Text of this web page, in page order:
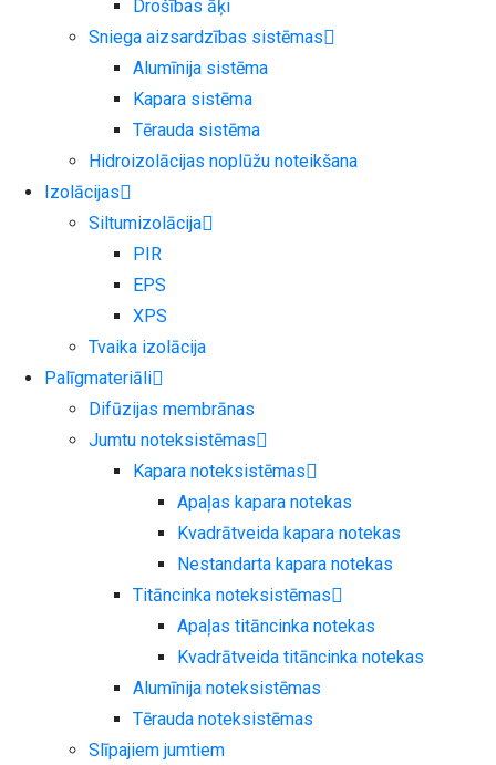
Drošības āķi
Sniega aizsardzības sistēmas
Alumīnija sistēma
Kapara sistēma
Tērauda sistēma
Hidroizolācijas noplūžu noteikšana
Izolācijas
Siltumizolācija
PIR
EPS
XPS
Tvaika izolācija
Palīgmateriāli
Difūzijas membrānas
Jumtu noteksistēmas
Kapara noteksistēmas
Apaļas kapara notekas
Kvadrātveida kapara notekas
Nestandarta kapara notekas
Titāncinka noteksistēmas
Apaļas titāncinka notekas
Kvadrātveida titāncinka notekas
Alumīnija noteksistēmas
Tērauda noteksistēmas
Slīpajiem jumtiem